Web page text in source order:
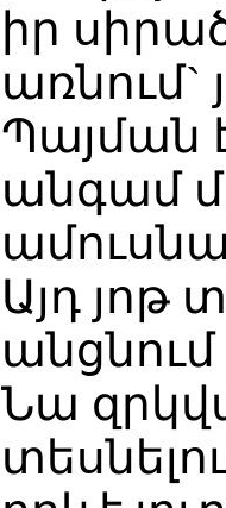
իր
առնում`
Պայման
անգամ
Այդ յոթ
Նա